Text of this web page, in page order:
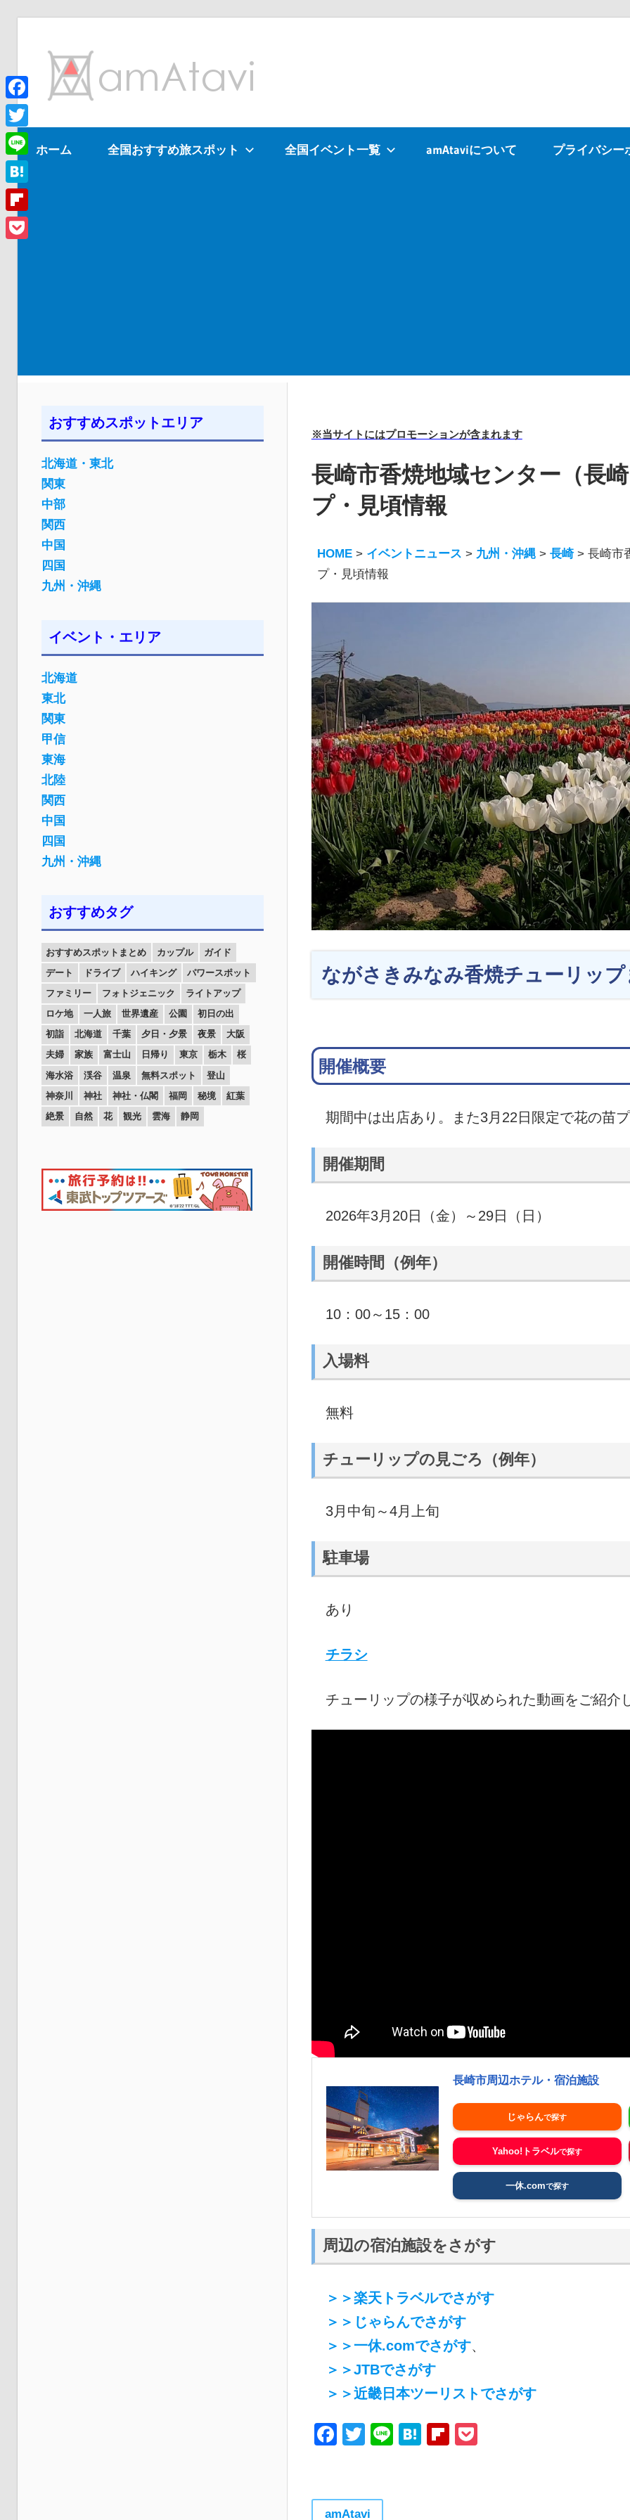
ン
ツ
へ
ス
キ
ッ
プ
を
見
ホーム 全国おすすめ旅スポット 全国イベント一覧 amAtaviについて プライバシー
※当サイトにはプロモーションが含まれます
長崎市香焼地域センター（長
プ・見頃情報
HOME > イベントニュース > 九州・沖縄 >長崎>長崎市
プ・見頃情報
ながさきみなみ香焼チューリッ
開催概要
期間中は出店あり。また3月22日限定で花の苗
開催期間
2026年3月20日（金）～29日（日）
開催時間（例年）
10：00～15：00
入場料
無料
チューリップの見ごろ（例年）
3月中旬～4月上旬
駐車場
あり
チラシ
チューリップの様子が収められた動画をご紹介
長崎市周辺ホテル・宿泊施設
じゃらん
Yahoo!トラベル
一休.com
周辺の宿泊施設をさがす
＞＞楽天トラベルでさがす
＞＞じゃらんでさがす
＞＞一休.comでさがす、
＞＞JTBでさがす
＞＞近畿日本ツーリストでさがす
Facebook
Twitter
LineHatenaFlipboard
amAtavi
おすすめスポットエリア
北海道・東北
関東
中部
関西
中国
四国
九州・沖縄
イベント・エリア
北海道
東北
関東
甲信
東海
北陸
関西
中国
四国
九州・沖縄
おすすめタグ
おすすめスポットまとめ カップル
ガイド
デート
ドライブ ハイキング
パワースポット
ファミリー
フォトジェニック
ライトアップ
ロケ地
一人旅 世界遺産 公園
初日の出
初詣
北海道 千葉 夕日・夕景 夜景
大阪
夫婦
家族 富士山 日帰り 東京 栃木
桜
海水浴
渓谷 温泉 無料スポット
登山
神奈川
神社 神社・仏閣 福岡 秘境
紅葉
絶景
自然 花 観光 雲海 静岡
Facebook
Twitter
Line
Hatena
Flipboard